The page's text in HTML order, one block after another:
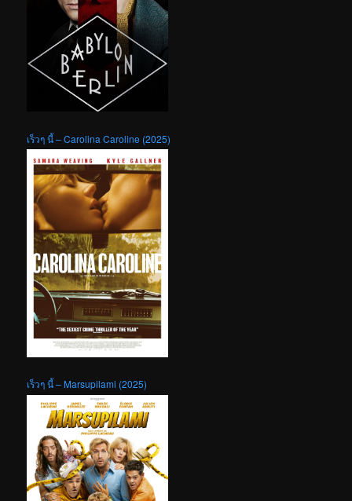
เร็วๆ นี้ – Carolina Caroline (2025)
เร็วๆ นี้ – Marsupilami (2025)